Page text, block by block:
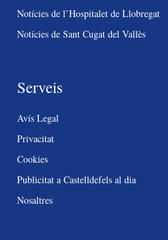
Notícies de l’Hospitalet de Llobregat
Notícies de Sant Cugat del Vallès
Serveis
Avís Legal
Privacitat
Cookies
Publicitat a Castelldefels al dia
Nosaltres